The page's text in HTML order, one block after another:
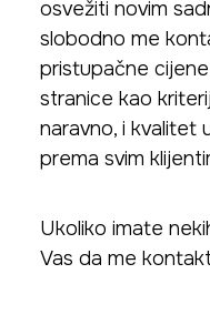
osvežiti novim
slobodno me
pristupačne
stranice kao
naravno, i kvalitet
prema svim
Ukoliko imate
Vas da me